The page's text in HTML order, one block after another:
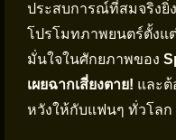
ประสบการณ์ที่สมจริงยิ่
โปรโมทภาพยนตร์ตั้งแ
มั่นใจในศักยภาพของ
เผยฉากเสี่ยงตาย! และต้
หวังให้กับแฟนๆ ทั่วโลก